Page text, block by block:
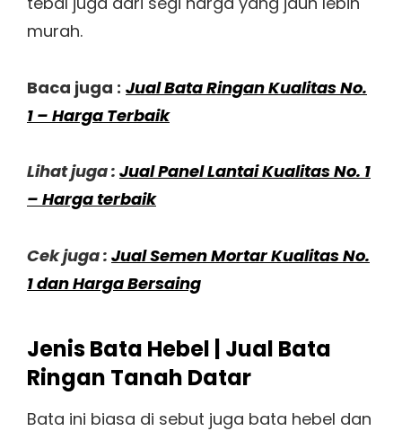
murah.
Baca juga : Jual Bata Ringan Kualitas No.
1 – Harga Terbaik
Lihat juga : Jual Panel Lantai Kualitas No. 1
– Harga terbaik
Cek juga : Jual Semen Mortar Kualitas No.
1 dan Harga Bersaing
Jenis Bata Hebel | Jual Bata
Ringan Tanah Datar
Bata ini biasa di sebut juga bata hebel dan